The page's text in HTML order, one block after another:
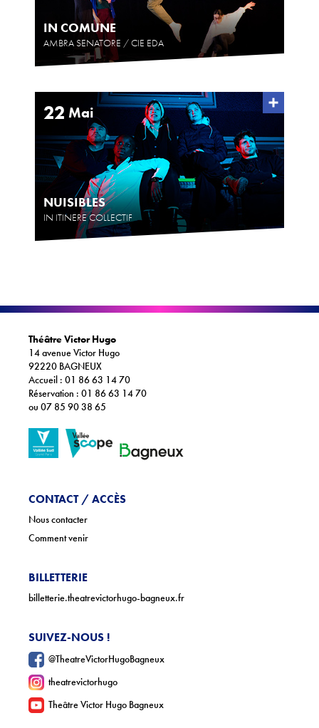
IN COMUNE
AMBRA SENATORE / CIE EDA
22 Mai
NUISIBLES
IN ITINERE COLLECTIF
Théâtre Victor Hugo
14 avenue Victor Hugo
92220 BAGNEUX
Accueil : 01 86 63 14 70
Réservation : 01 86 63 14 70
ou 07 85 90 38 65
CONTACT / ACCÈS
Nous contacter
Comment venir
BILLETTERIE
billetterie.theatrevictorhugo-bagneux.fr
SUIVEZ-NOUS !
@TheatreVictorHugoBagneux
theatrevictorhugo
Theâtre Victor Hugo Bagneux